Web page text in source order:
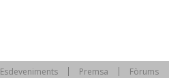
Esdeveniments Premsa Fòrums